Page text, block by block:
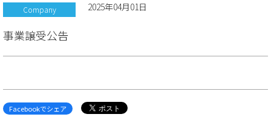
2025年04月01日
Company
事業譲受公告
Facebookでシェア